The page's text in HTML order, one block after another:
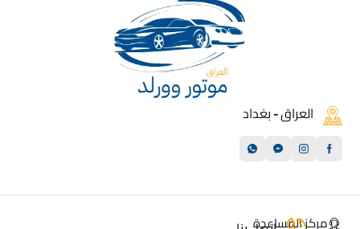
العراق - بغداد
مركز المساعدة